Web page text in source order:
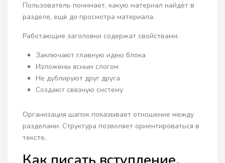
Пользователь понимает, какую материал найдёт в
разделе, ещё до просмотра материала.
Работающие заголовки содержат свойствами:
Заключают главную идею блока
Изложены ясным слогом
Не дублируют друг друга
Создают связную систему
Организация шапок показывает отношение между
разделами. Структура позволяет ориентироваться в
тексте.